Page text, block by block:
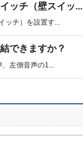
ッチ（壁スイッ...
ッチ）を設置す...
できますか？
左側音声の1...